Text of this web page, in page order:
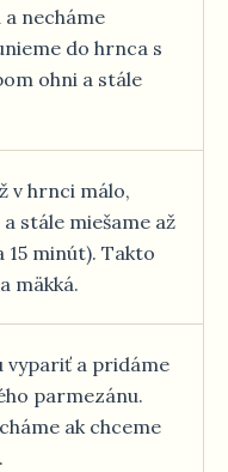
necháme
do hrnca s
ohni a stále
v hrnci málo,
stále miešame až
15 minút). Takto
mäkká.
vypariť a pridáme
parmezánu.
ak chceme